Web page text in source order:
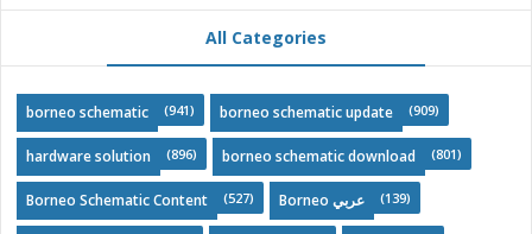
All Categories
borneo schematic (941) borneo schematic update (909)
hardware solution (896) borneo schematic download (801)
Borneo Schematic Content (527) Borneo عربي (139)